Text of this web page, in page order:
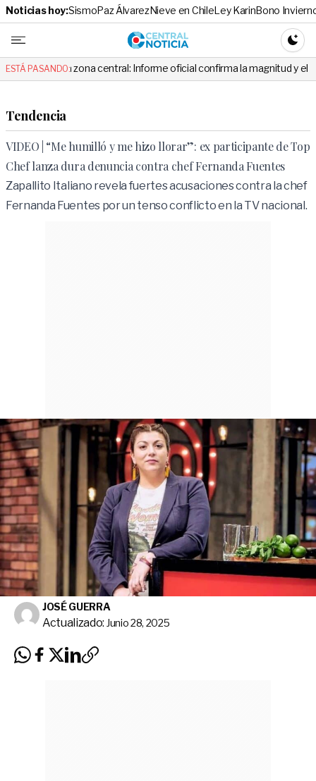
Noticias hoy:SismoPaz ÁlvarezNieve en ChileLey KarinBono
Central
ESTÁ PASANDO:
zona central: Informe oficial confirma la magnitud y el origen del
Tendencia
VIDEO | “Me humilló y me hizo llorar”: ex participante de Top
Chef lanza dura denuncia contra chef Fernanda Fuentes
Zapallito Italiano revela fuertes acusaciones contra la chef
Fernanda Fuentes por un tenso conflicto en la TV nacional.
JOSÉ GUERRA
Actualizado: Junio 28, 2025